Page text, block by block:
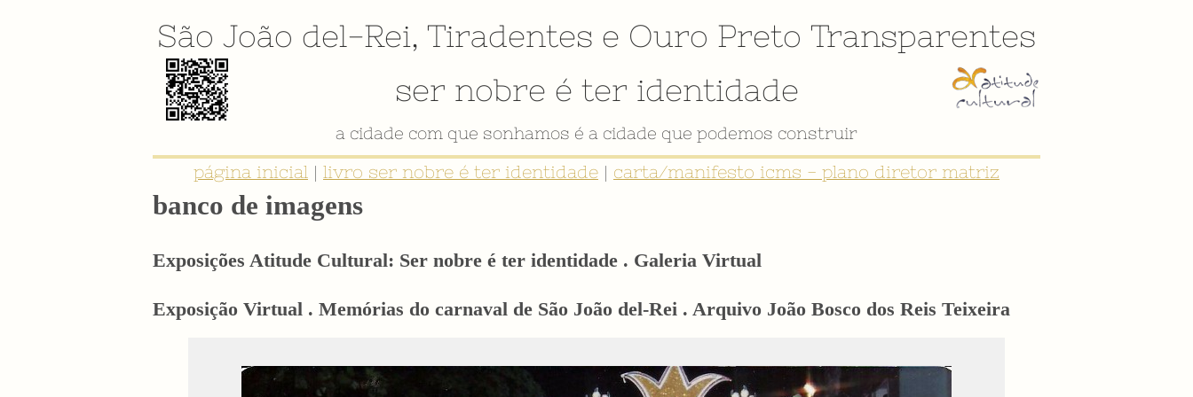
São João del-Rei, Tiradentes e Ouro Preto Transparentes
ser nobre é ter identidade
VÍDEO INSTITUCIONAL
página inicial | livro ser nobre é ter identidade | carta/manifesto icms - plano diretor matriz
banco de imagens
Exposições Atitude Cultural: Ser nobre é ter identidade . Galeria Virtual
Exposição Virtual . Memórias do carnaval de São João del-Rei . Arquivo João Bosco dos Reis Teixeira